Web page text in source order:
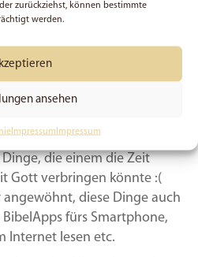
zurückziehst, können bestimmte
werden.
ansehen
Impressum Impressum
leichte Frage.
arbeiten, mich von vielen
zu lassen.
der Computer…. im Grunde
die einem die Zeit
Gott verbringen könnte :(
diese Dinge auch
fürs Smartphone,
Internet lesen etc.